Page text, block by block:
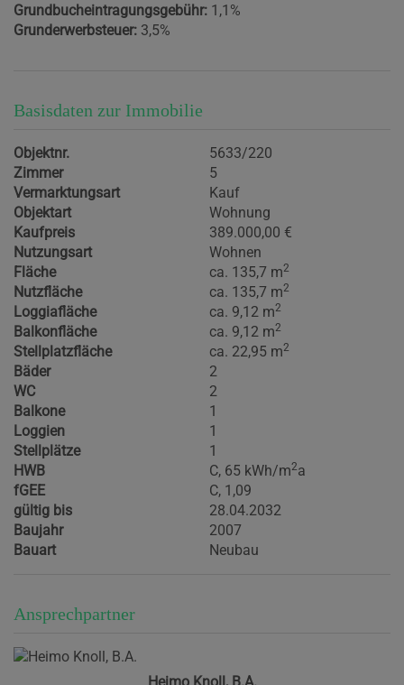
Grundbucheintragungsgebühr: 1,1%
Grunderwerbsteuer: 3,5%
Basisdaten zur Immobilie
Objektnr.
5633/220
Zimmer
5
Vermarktungsart
Kauf
Objektart
Wohnung
Kaufpreis
389.000,00 €
Nutzungsart
Wohnen
Fläche
ca. 135,7 m2
Nutzfläche ca. 135,7 m2
Loggiafläche ca. 9,12 m2
Balkonfläche ca. 9,12 m2
Stellplatzfläche ca. 22,95 m2
Bäder
2
WC
2
Balkone
1
Loggien
1
Stellplätze
1
HWB
C, 65 kWh/m2a
fGEE
C, 1,09
gültig bis
28.04.2032
Baujahr
2007
Bauart
Neubau
Ansprechpartner